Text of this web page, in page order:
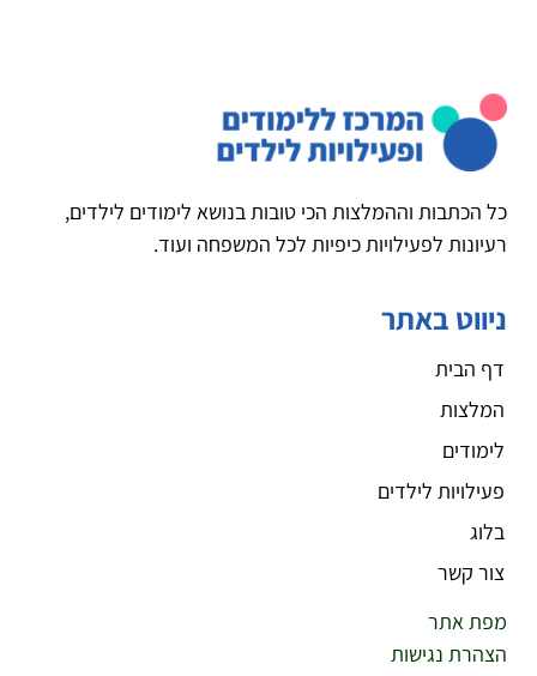
כל הכתבות וההמלצות הכי טובות בנושא לימודים לילדים,
רעיונות לפעילויות כיפיות לכל המשפחה ועוד.
ניווט באתר
דף הבית
המלצות
לימודים
פעילויות לילדים
בלוג
צור קשר
מפת אתר
הצהרת נגישות